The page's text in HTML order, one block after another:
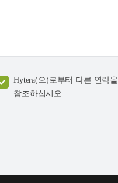
Hytera(으)로부터 다른 연락
참조하십시오